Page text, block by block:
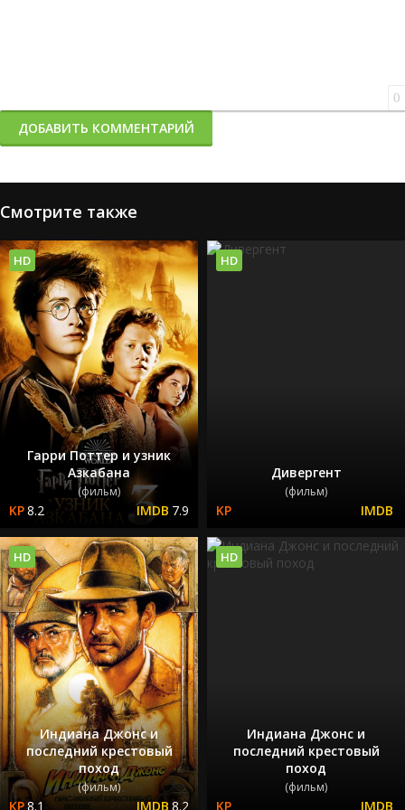
0
ДОБАВИТЬ КОММЕНТАРИЙ
Смотрите также
Гарри Поттер и узник
Азкабана
(фильм)
8.2 7.9
HD
Дивергент
(фильм)
HD
Индиана Джонс и
последний крестовый
поход
(фильм)
8.1 8.2
HD
Индиана Джонс и
последний крестовый
поход
(фильм)
HD